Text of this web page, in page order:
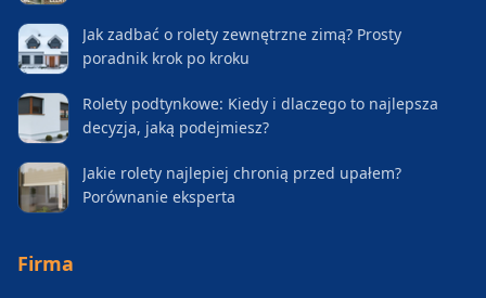
Jak zadbać o rolety zewnętrzne zimą? Prosty
poradnik krok po kroku
Rolety podtynkowe: Kiedy i dlaczego to najlepsza
decyzja, jaką podejmiesz?
Jakie rolety najlepiej chronią przed upałem?
Porównanie eksperta
Firma